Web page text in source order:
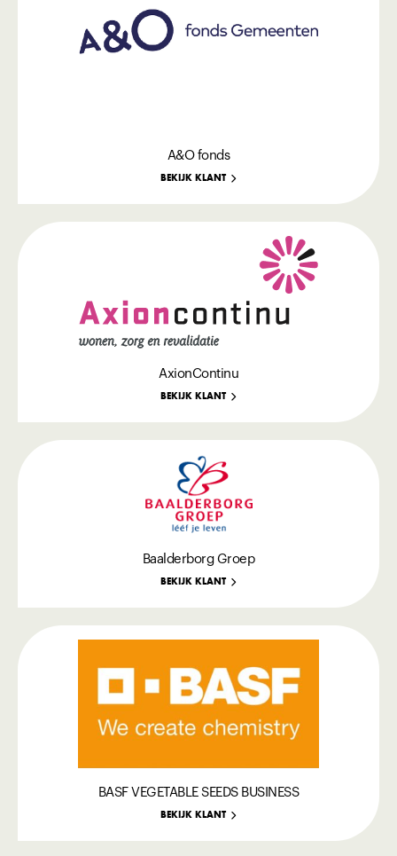
A&O fonds
BEKIJK KLANT
AxionContinu
BEKIJK KLANT
Baalderborg Groep
BEKIJK KLANT
BASF VEGETABLE SEEDS BUSINESS
BEKIJK KLANT